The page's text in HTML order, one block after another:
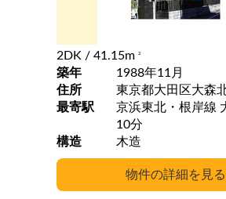
2DK / 41.15m 2
築年
1988年11月
住所
東京都大田区大森
最寄駅
京浜東北・根岸線 大森 駅
10分
構造
木造